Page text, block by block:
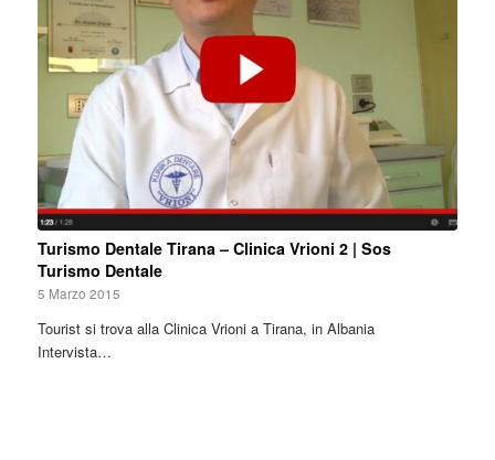
Turismo Dentale Tirana – Clinica Vrioni 2 | Sos
Turismo Dentale
5 Marzo 2015
Tourist si trova alla Clinica Vrioni a Tirana, in Albania
Intervista…